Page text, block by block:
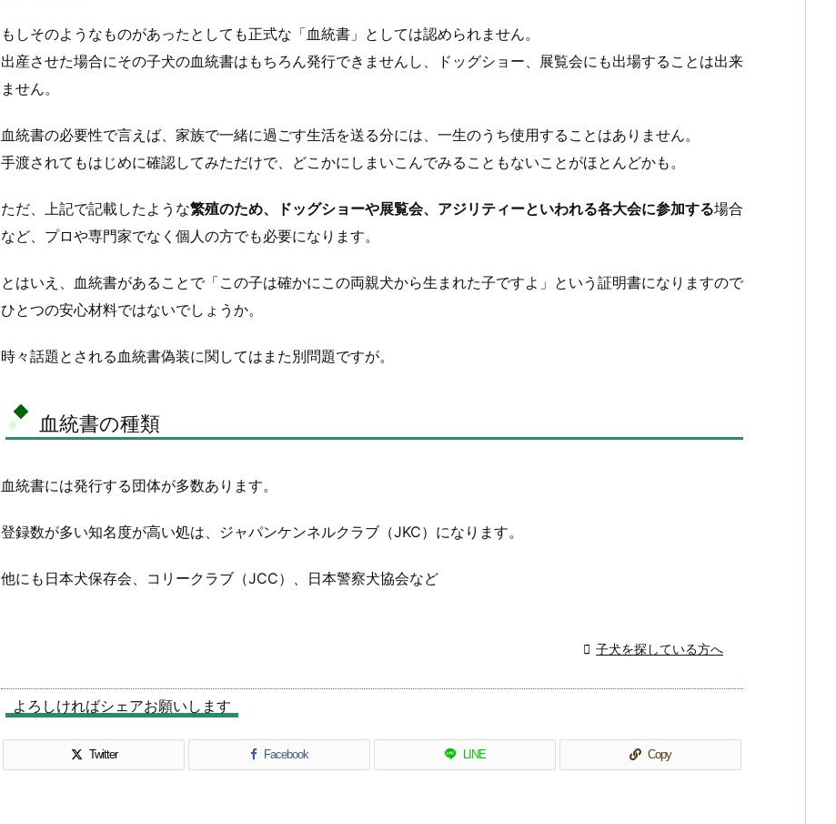
もしそのようなものがあったとしても正式な「血統書」としては認められません。
出産させた場合にその子犬の血統書はもちろん発行できませんし、ドッグショー、展覧会にも出場することは出来
ません。
血統書の必要性で言えば、家族で一緒に過ごす生活を送る分には、一生のうち使用することはありません。
手渡されてもはじめに確認してみただけで、どこかにしまいこんでみることもないことがほとんどかも。
ただ、上記で記載したような繁殖のため、ドッグショーや展覧会、アジリティーといわれる各大会に参加する場合
など、プロや専門家でなく個人の方でも必要になります。
とはいえ、血統書があることで「この子は確かにこの両親犬から生まれた子ですよ」という証明書になりますので
ひとつの安心材料ではないでしょうか。
時々話題とされる血統書偽装に関してはまた別問題ですが。
血統書の種類
血統書には発行する団体が多数あります。
登録数が多い知名度が高い処は、ジャパンケンネルクラブ（JKC）になります。
他にも日本犬保存会、コリークラブ（JCC）、日本警察犬協会など
 子犬を探している方へ
よろしければシェアお願いします
Twitter Facebook LINE Copy